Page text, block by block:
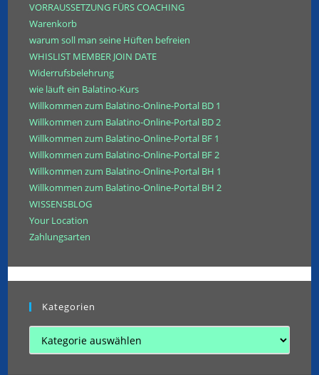
VORRAUSSETZUNG FÜRS COACHING
Warenkorb
warum soll man seine Hüften befreien
WHISLIST MEMBER JOIN DATE
Widerrufsbelehrung
wie läuft ein Balatino-Kurs
Willkommen zum Balatino-Online-Portal BD 1
Willkommen zum Balatino-Online-Portal BD 2
Willkommen zum Balatino-Online-Portal BF 1
Willkommen zum Balatino-Online-Portal BF 2
Willkommen zum Balatino-Online-Portal BH 1
Willkommen zum Balatino-Online-Portal BH 2
WISSENSBLOG
Your Location
Zahlungsarten
Kategorien